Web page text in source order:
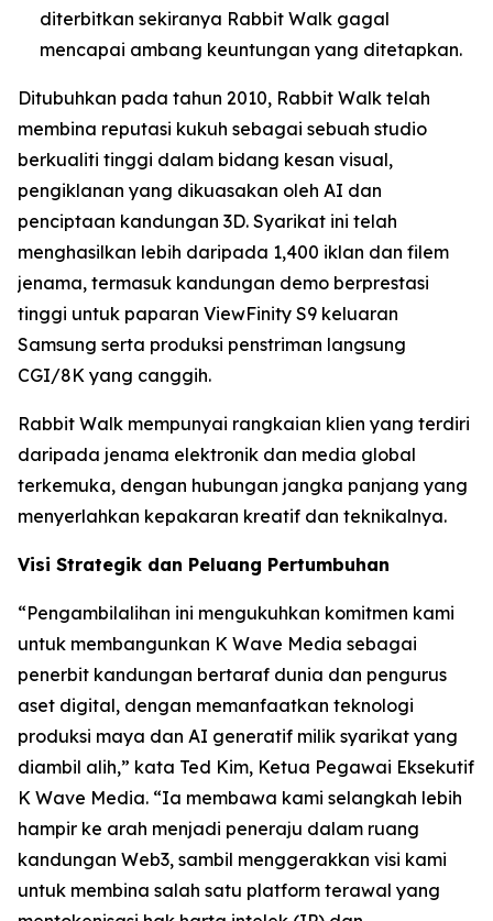
diterbitkan sekiranya Rabbit Walk gagal
mencapai ambang keuntungan yang ditetapkan.
Ditubuhkan pada tahun 2010, Rabbit Walk telah
membina reputasi kukuh sebagai sebuah studio
berkualiti tinggi dalam bidang kesan visual,
pengiklanan yang dikuasakan oleh AI dan
penciptaan kandungan 3D. Syarikat ini telah
menghasilkan lebih daripada 1,400 iklan dan filem
jenama, termasuk kandungan demo berprestasi
tinggi untuk paparan ViewFinity S9 keluaran
Samsung serta produksi penstriman langsung
CGI/8K yang canggih.
Rabbit Walk mempunyai rangkaian klien yang terdiri
daripada jenama elektronik dan media global
terkemuka, dengan hubungan jangka panjang yang
menyerlahkan kepakaran kreatif dan teknikalnya.
Visi Strategik dan Peluang Pertumbuhan
“Pengambilalihan ini mengukuhkan komitmen kami
untuk membangunkan K Wave Media sebagai
penerbit kandungan bertaraf dunia dan pengurus
aset digital, dengan memanfaatkan teknologi
produksi maya dan AI generatif milik syarikat yang
diambil alih,” kata Ted Kim, Ketua Pegawai Eksekutif
K Wave Media. “Ia membawa kami selangkah lebih
hampir ke arah menjadi peneraju dalam ruang
kandungan Web3, sambil menggerakkan visi kami
untuk membina salah satu platform terawal yang